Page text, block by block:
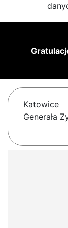
Katowice
Generała